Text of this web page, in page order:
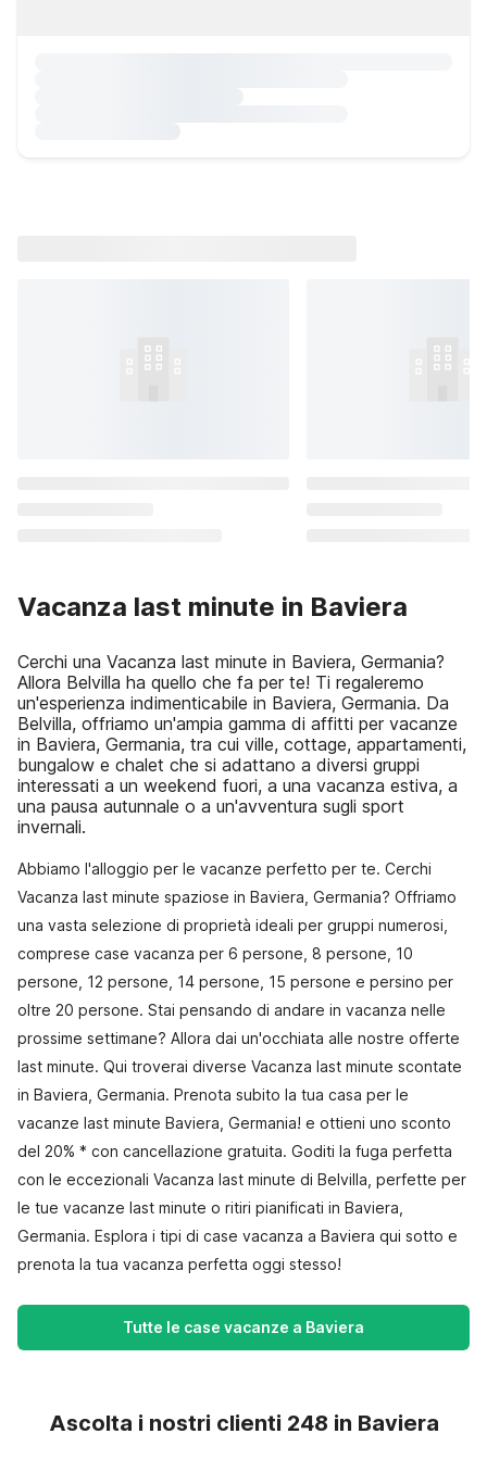
Vacanza last minute in Baviera
Cerchi una Vacanza last minute in Baviera, Germania?
Allora Belvilla ha quello che fa per te! Ti regaleremo
un'esperienza indimenticabile in Baviera, Germania. Da
Belvilla, offriamo un'ampia gamma di affitti per vacanze
in Baviera, Germania, tra cui ville, cottage, appartamenti,
bungalow e chalet che si adattano a diversi gruppi
interessati a un weekend fuori, a una vacanza estiva, a
una pausa autunnale o a un'avventura sugli sport
invernali.
Abbiamo l'alloggio per le vacanze perfetto per te. Cerchi
Vacanza last minute spaziose in Baviera, Germania? Offriamo
una vasta selezione di proprietà ideali per gruppi numerosi,
comprese case vacanza per 6 persone, 8 persone, 10
persone, 12 persone, 14 persone, 15 persone e persino per
oltre 20 persone. Stai pensando di andare in vacanza nelle
prossime settimane? Allora dai un'occhiata alle nostre offerte
last minute. Qui troverai diverse Vacanza last minute scontate
in Baviera, Germania. Prenota subito la tua casa per le
vacanze last minute Baviera, Germania! e ottieni uno sconto
del 20% * con cancellazione gratuita. Goditi la fuga perfetta
con le eccezionali Vacanza last minute di Belvilla, perfette per
le tue vacanze last minute o ritiri pianificati in Baviera,
Germania. Esplora i tipi di case vacanza a Baviera qui sotto e
prenota la tua vacanza perfetta oggi stesso!
Tutte le case vacanze a Baviera
Ascolta i nostri clienti 248 in Baviera